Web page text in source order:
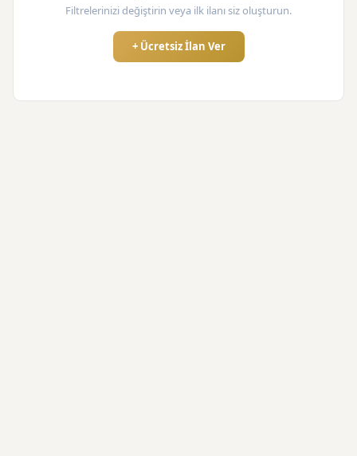
Filtrelerinizi değiştirin veya ilk ilanı siz oluşturun.
+ Ücretsiz İlan Ver